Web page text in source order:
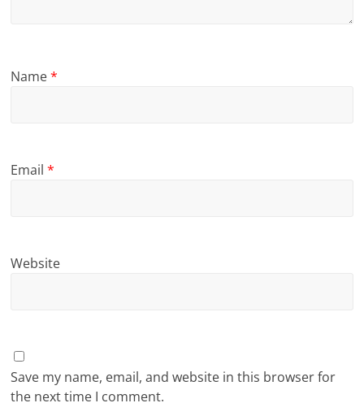
Name*
Email*
Website
Save my name, email, and website in this browser for
the next time I comment.